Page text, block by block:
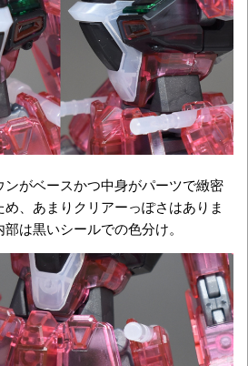
がベースかつ中身がパーツで緻密
、あまりクリアーっぽさはありま
は黒いシールでの色分け。